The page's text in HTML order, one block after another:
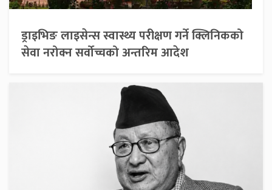
ड्राइभिङ लाइसेन्स स्वास्थ्य परीक्षण गर्ने क्लिनिकको
सेवा नरोक्न सर्वोच्चको अन्तरिम आदेश